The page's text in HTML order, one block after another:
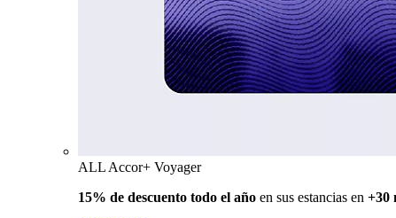
ALL Accor+ Voyager
15% de descuento todo el año en sus estancias en +30